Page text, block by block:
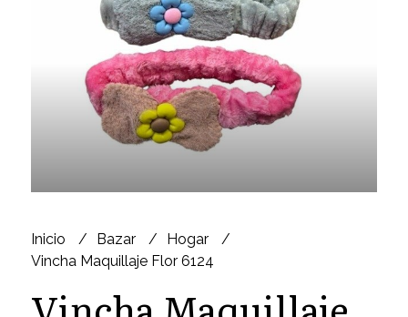
Inicio Bazar
Hogar
Vincha Maquillaje Flor 6124